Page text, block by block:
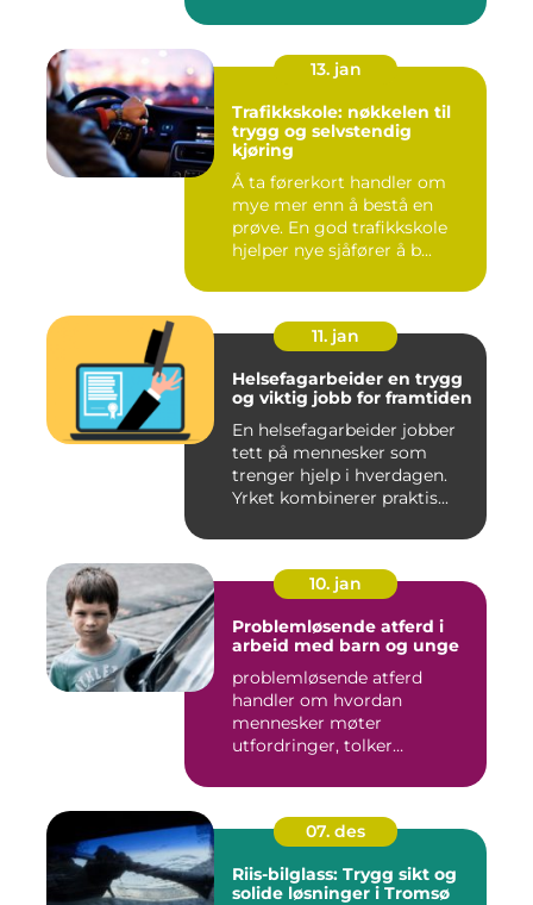
13. jan
Trafikkskole: nøkkelen til
trygg og selvstendig
kjøring
Å ta førerkort handler om
mye mer enn å bestå en
prøve. En god trafikkskole
hjelper nye sjåfører å b...
11. jan
Helsefagarbeider en trygg
og viktig jobb for framtiden
En helsefagarbeider jobber
tett på mennesker som
trenger hjelp i hverdagen.
Yrket kombinerer praktis...
10. jan
Problemløsende atferd i
arbeid med barn og unge
problemløsende atferd
handler om hvordan
mennesker møter
utfordringer, tolker
07. des
Riis-bilglass: Trygg sikt og
solide løsninger i Tromsø